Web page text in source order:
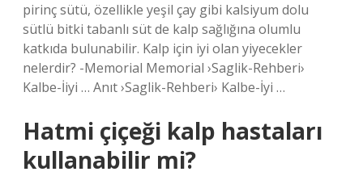
pirinç sütü, özellikle yeşil çay gibi kalsiyum dolu
sütlü bitki tabanlı süt de kalp sağlığına olumlu
katkıda bulunabilir. Kalp için iyi olan yiyecekler
nelerdir? -Memorial Memorial ›Saglik-Rehberi›
Kalbe-İiyi … Anıt ›Saglik-Rehberi› Kalbe-İyi …
Hatmi çiçeği kalp hastaları
kullanabilir mi?